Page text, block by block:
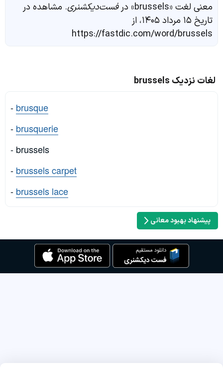
معنی لغت «brussels» در فست‌دیکشنری. مشاهده در
تاریخ ۱۵ مرداد ۱۴۰۵، از
https://fastdic.com/word/brussels
لغات نزدیک brussels
- brusque
- brusquerie
- brussels
- brussels carpet
- brussels lace
پیشنهاد بهبود معانی